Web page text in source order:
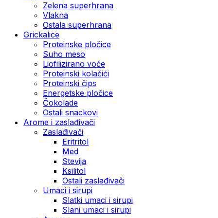
Zelena superhrana
Vlakna
Ostala superhrana
Grickalice
Proteinske pločice
Suho meso
Liofilizirano voće
Proteinski kolačići
Proteinski čips
Energetske pločice
Čokolade
Ostali snackovi
Arome i zaslađivači
Zaslađivači
Eritritol
Med
Stevija
Ksilitol
Ostali zaslađivači
Umaci i sirupi
Slatki umaci i sirupi
Slani umaci i sirupi